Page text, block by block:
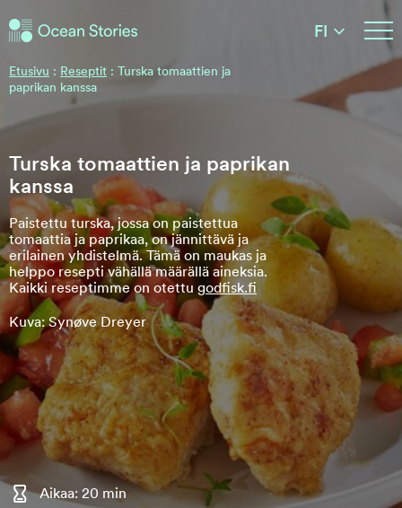
Ocean Stories
FI
Etusivu : Reseptit : Turska tomaattien ja
paprikan kanssa
Turska tomaattien ja paprikan
kanssa
Paistettu turska, jossa on paistettua
tomaattia ja paprikaa, on jännittävä ja
erilainen yhdistelmä. Tämä on maukas ja
helppo resepti vähällä määrällä aineksia.
Kaikki reseptimme on otettu godfisk.fi
Kuva: Synøve Dreyer
Aikaa: 20 min